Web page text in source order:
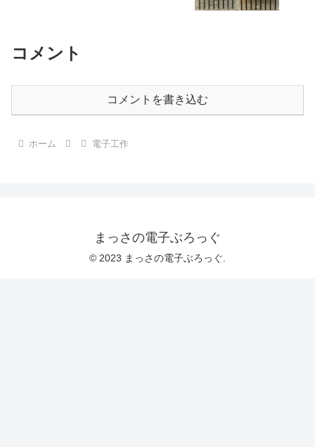
コメント
コメントを書き込む
ホーム 電子工作
まっさの電子ぶろっぐ
© 2023 まっさの電子ぶろっぐ.